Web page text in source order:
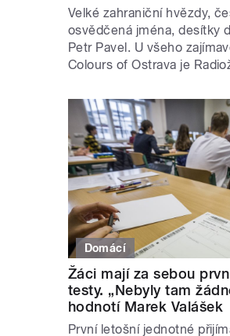
Velké zahraniční hvězdy,
osvědčená jména, desítky
Petr Pavel. U všeho
Colours of Ostrava je
Domácí
Žáci mají za sebou
testy. „Nebyly tam
hodnotí Marek Valášek
První letošní jednotné